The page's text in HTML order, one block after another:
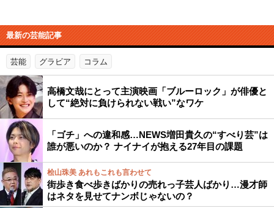
最新の芸能記事
芸能 グラビア コラム
高橋文哉にとって主演映画「ブルーロック」が俳優と
して“絶対に負けられない戦い”なワケ
「ゴチ」への違和感…NEWS増田貴久の“すべり芸”は
誰が悪いのか？ ナイナイが抱える27年目の課題
桧山珠美 あれもこれも言わせて
街歩き食べ歩きばかりの売れっ子芸人ばかり…漫才師
はネタを見せてナンボじゃないの？